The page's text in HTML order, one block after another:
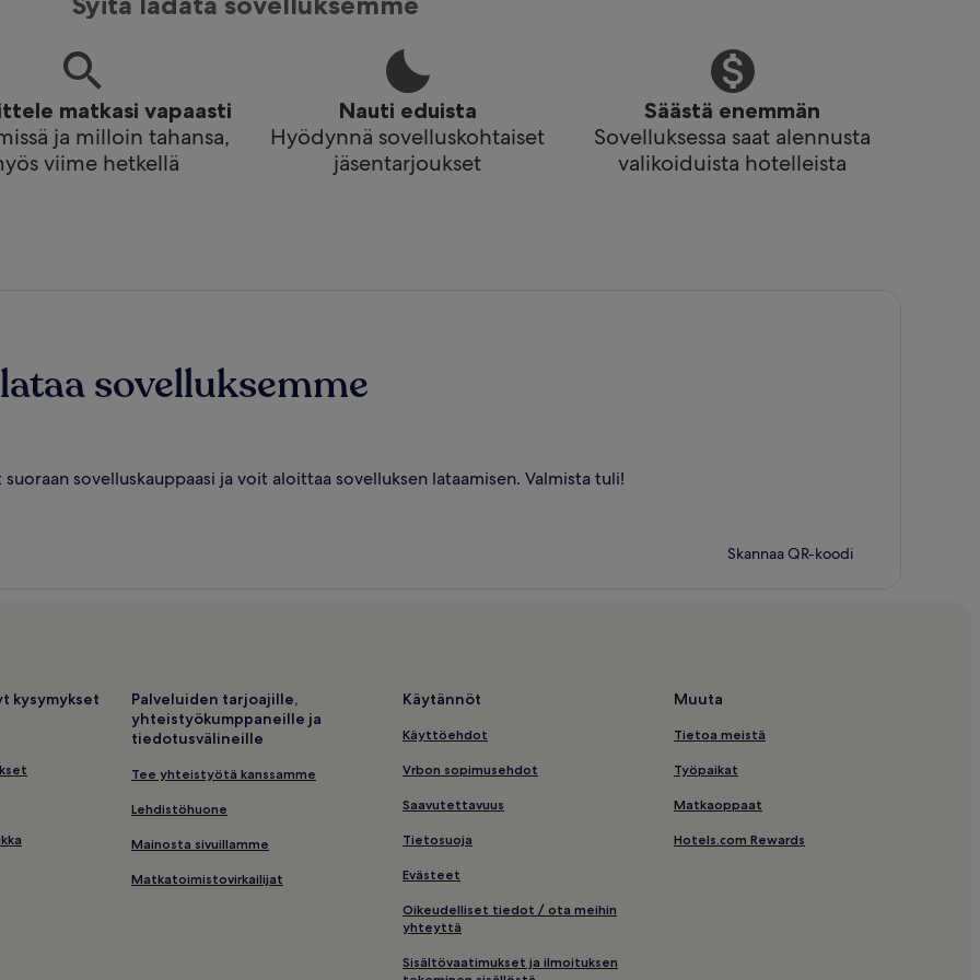
matkasi vapaasti
ja milloin tahansa,
viime hetkellä
Nauti eduista
Hyödynnä sovelluskohtaiset
jäsentarjoukset
Säästä enemmän
Sovelluksessa saat alennusta
valikoiduista hotelleista
sovelluksemme
sovelluskauppaasi ja voit aloittaa sovelluksen lataamisen. Valmista tuli!
Skannaa QR-koodi
kysymykset
Palveluiden tarjoajille,
yhteistyökumppaneille ja
tiedotusvälineille
Tee yhteistyötä kanssamme
Lehdistöhuone
Mainosta sivuillamme
Matkatoimistovirkailijat
Käytännöt
Käyttöehdot
Vrbon sopimusehdot
Saavutettavuus
Tietosuoja
Evästeet
Oikeudelliset tiedot / ota meihin
yhteyttä
Sisältövaatimukset ja ilmoituksen
Muuta
Tietoa meistä
Työpaikat
Matkaoppaat
Hotels.com Rewards